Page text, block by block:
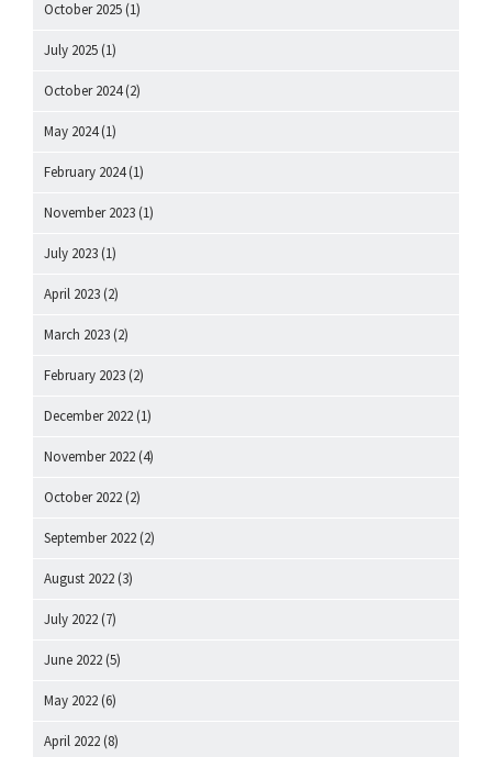
October 2025 (1)
July 2025 (1)
October 2024(2)
May 2024(1)
February 2024(1)
November 2023 (1)
July 2023 (1)
April 2023 (2)
March 2023 (2)
February 2023 (2)
December 2022 (1)
November 2022 (4)
October 2022 (2)
September 2022 (2)
August 2022 (3)
July 2022 (7)
June 2022 (5)
May 2022 (6)
April 2022 (8)